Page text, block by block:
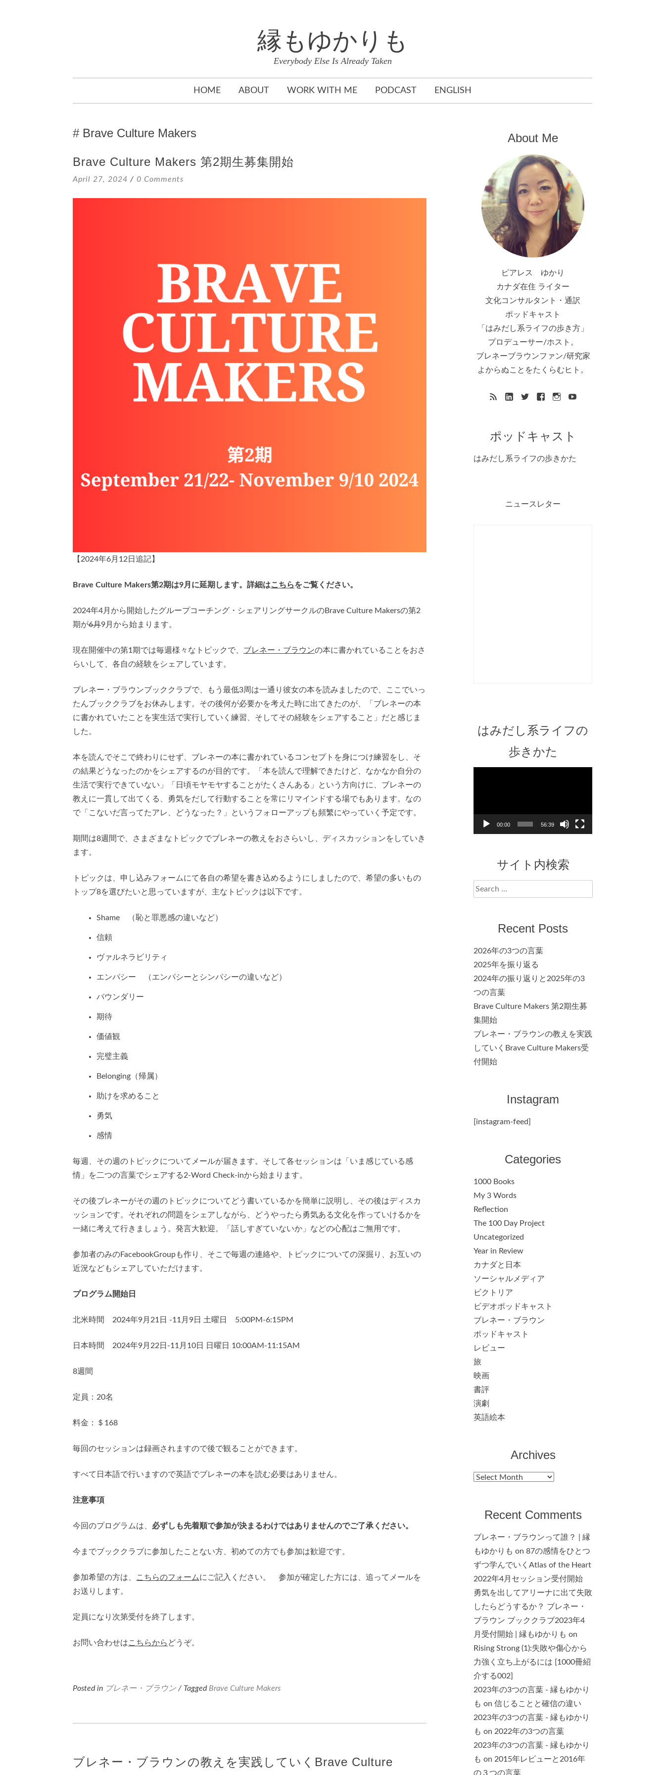
縁もゆかりも
Everybody Else Is Already Taken
TO
HOME ABOUT WORK WITH ME PODCAST ENGLISH
Brave Culture Makers
Brave Culture Makers 第2期生募集開始
April 27, 2024 0 Comments
【2024年6月12日追記】
Brave Culture Makers第2期は9月に延期します。詳細はこちらをご覧ください。
2024年4月から開始したグループコーチング・シェアリングサークルのBrave Culture Makersの第2
期が6月9月から始まります。
現在開催中の第1期では毎週様々なトピックで、 ブレネー・ブラウンの本に書かれていることをおさ
らいして、各自の経験をシェアしています。
ブレネー・ブラウンブッククラブで、もう最低3周は一通り彼女の本を読みましたので、ここでいっ
たんブッククラブをお休みします。その後何が必要かを考えた時に出てきたのが、「ブレネーの本
に書かれていたことを実生活で実行していく練習、そしてその経験をシェアすること」だと感じま
した。
本を読んでそこで終わりにせず、ブレネーの本に書かれているコンセプトを身につけ練習をし、そ
の結果どうなったのかをシェアするのが目的です。「本を読んで理解できたけど、なかなか自分の
生活で実行できていない」「日頃モヤモヤすることがたくさんある」という方向けに、ブレネーの
教えに一貫して出てくる、勇気をだして行動することを常にリマインドする場でもあります。なの
で「こないだ言ってたアレ、どうなった？」というフォローアップも頻繁にやっていく予定です。
期間は8週間で、さまざまなトピックでブレネーの教えをおさらいし、ディスカッションをしていき
ます。
トピックは、申し込みフォームにて各自の希望を書き込めるようにしましたので、希望の多いもの
トップ8を選びたいと思っていますが、主なトピックは以下です。
Shame （恥と罪悪感の違いなど）
信頼
ヴァルネラビリティ
エンパシー （エンパシーとシンパシーの違いなど）
バウンダリー
期待
価値観
完璧主義
Belonging（帰属）
助けを求めること
勇気
感情
毎週、その週のトピックについてメールが届きます。そして各セッションは「いま感じている感
情」を二つの言葉でシェアする2-Word Check-inから始まります。
その後ブレネーがその週のトピックについてどう書いているかを簡単に説明し、その後はディスカ
ッションです。それぞれの問題をシェアしながら、どうやったら勇気ある文化を作っていけるかを
一緒に考えて行きましょう。発言大歓迎。「話しすぎていないか」などの心配はご無用です。
参加者のみのFacebookGroupも作り、そこで毎週の連絡や、トピックについての深掘り、お互いの
近況などもシェアしていただけます。
プログラム開始日
北米時間 2024年9月21日 -11月9日 土曜日 5:00PM-6:15PM
日本時間 2024年9月22日-11月10日 日曜日 10:00AM-11:15AM
8週間
定員：20名
料金：＄168
毎回のセッションは録画されますので後で観ることができます。
すべて日本語で行いますので英語でブレネーの本を読む必要はありません。
注意事項
今回のプログラムは、 必ずしも先着順で参加が決まるわけではありませんのでご了承ください。
今までブッククラブに参加したことない方、初めての方でも参加は歓迎です。
参加希望の方は、 こちらのフォームにご記入ください。 参加が確定した方には、追ってメールを
お送りします。
定員になり次第受付を終了します。
お問い合わせはこちらから どうぞ。
Posted in ブレネー・ブラウン / Tagged Brave Culture Makers
ブレネー・ブラウンの教えを実践していくBrave Culture
About Me
ピアレス ゆかり
カナダ在住 ライター
文化コンサルタント・通訳
ポッドキャスト
「はみだし系ライフの歩き方」
プロデューサー/ホスト。
ブレネーブラウンファン/研究家
よからぬことをたくらむヒト。
ポッドキャスト
はみだし系ライフの歩きかた
ニュースレター
はみだし系ライフの
歩きかた
00:00 56:39
サイト内検索
Search
for:
Recent Posts
2026年の3つの言葉
2025年を振り返る
2024年の振り返りと2025年の3
つの言葉
Brave Culture Makers 第2期生募
集開始
ブレネー・ブラウンの教えを実践
していくBrave Culture Makers受
付開始
Instagram
[instagram-feed]
Categories
1000 Books
My 3 Words
Reflection
The 100 Day Project
Uncategorized
Year in Review
カナダと日本
ソーシャルメディア
ビクトリア
ビデオポッドキャスト
ブレネー・ブラウン
ポッドキャスト
レビュー
旅
映画
書評
演劇
英語絵本
Archives
Archives
Recent Comments
ブレネー・ブラウンって誰？ | 縁
もゆかりも on 87の感情をひとつ
ずつ学んでいくAtlas of the Heart
2022年4月セッション受付開始
勇気を出してアリーナに出て失敗
したらどうするか？ ブレネー・
ブラウン ブッククラブ2023年4
月受付開始 | 縁もゆかりも on
Rising Strong (1):失敗や傷心から
力強く立ち上がるには [1000冊紹
介する002]
2023年の3つの言葉 - 縁もゆかり
も on 信じることと確信の違い
2023年の3つの言葉 - 縁もゆかり
も on 2022年の3つの言葉
2023年の3つの言葉 - 縁もゆかり
も on 2015年レビューと2016年
の３つの言葉